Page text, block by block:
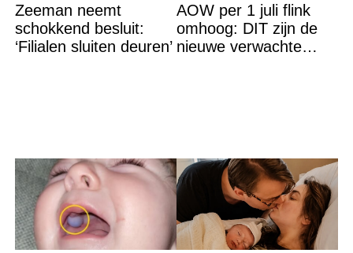
Zeeman neemt
schokkend besluit:
‘Filialen sluiten deuren’
AOW per 1 juli flink
omhoog: DIT zijn de
nieuwe verwachte